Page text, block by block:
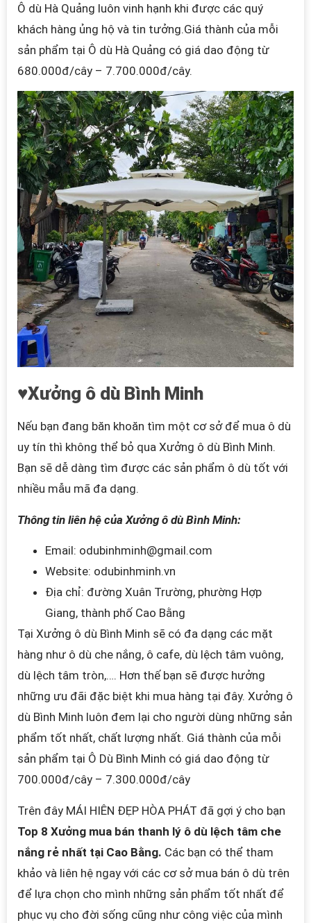
Ô dù Hà Quảng luôn vinh hạnh khi được các quý
khách hàng ủng hộ và tin tưởng.Giá thành của mỗi
sản phẩm tại Ô dù Hà Quảng có giá dao động từ
680.000đ/cây – 7.700.000đ/cây.
♥Xưởng ô dù Bình Minh
Nếu bạn đang băn khoăn tìm một cơ sở để mua ô dù
uy tín thì không thể bỏ qua Xưởng ô dù Bình Minh.
Bạn sẽ dễ dàng tìm được các sản phẩm ô dù tốt với
nhiều mẫu mã đa dạng.
Thông tin liên hệ của Xưởng ô dù Bình Minh:
Email: odubinhminh@gmail.com
Website: odubinhminh.vn
Địa chỉ: đường Xuân Trường, phường Hợp
Giang, thành phố Cao Bằng
Tại Xưởng ô dù Bình Minh sẽ có đa dạng các mặt
hàng như ô dù che nắng, ô cafe, dù lệch tâm vuông,
dù lệch tâm tròn,…. Hơn thế bạn sẽ được hưởng
những ưu đãi đặc biệt khi mua hàng tại đây. Xưởng ô
dù Bình Minh luôn đem lại cho người dùng những sản
phẩm tốt nhất, chất lượng nhất. Giá thành của mỗi
sản phẩm tại Ô Dù Bình Minh có giá dao động từ
700.000đ/cây – 7.300.000đ/cây
Trên đây MÁI HIÊN ĐẸP HÒA PHÁT đã gợi ý cho bạn
Top 8 Xưởng mua bán thanh lý ô dù lệch tâm che
nắng rẻ nhất tại Cao Bằng. Các bạn có thể tham
khảo và liên hệ ngay với các cơ sở mua bán ô dù trên
để lựa chọn cho mình những sản phẩm tốt nhất để
phục vụ cho đời sống cũng như công việc của mình